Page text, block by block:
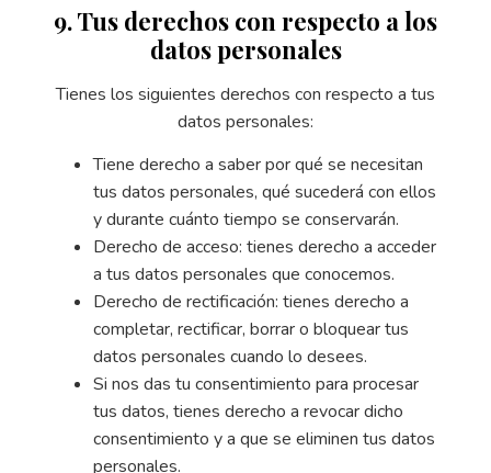
9. Tus derechos con respecto a los
datos personales
Tienes los siguientes derechos con respecto a tus
datos personales:
Tiene derecho a saber por qué se necesitan
tus datos personales, qué sucederá con ellos
y durante cuánto tiempo se conservarán.
Derecho de acceso: tienes derecho a acceder
a tus datos personales que conocemos.
Derecho de rectificación: tienes derecho a
completar, rectificar, borrar o bloquear tus
datos personales cuando lo desees.
Si nos das tu consentimiento para procesar
tus datos, tienes derecho a revocar dicho
consentimiento y a que se eliminen tus datos
personales.